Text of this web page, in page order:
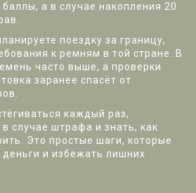
а в случае накопления 20
поездку за границу,
к ремням в той стране. В
часто выше, а проверки
заранее спасёт от
каждый раз,
случае штрафа и знать, как
Это простые шаги, которые
и избежать лишних